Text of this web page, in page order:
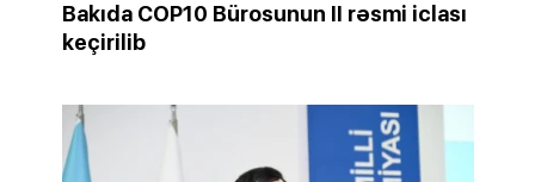
Bakıda COP10 Bürosunun II rəsmi iclası
keçirilib